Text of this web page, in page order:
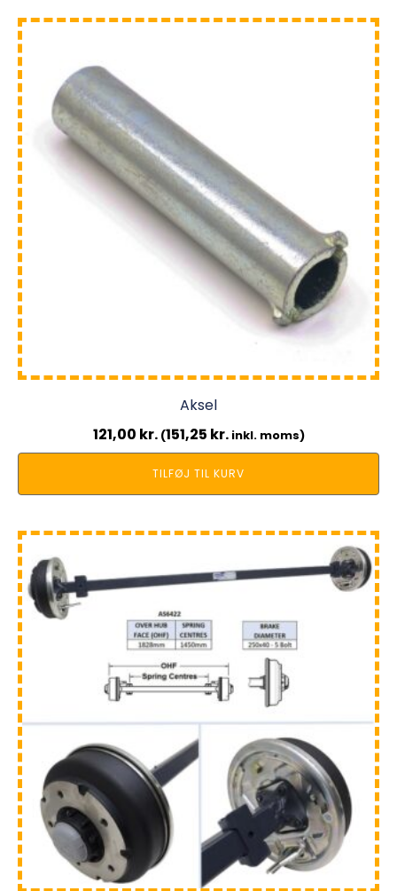
Aksel
121,00 kr. (151,25 kr.inkl. moms)
TILFØJ TIL KURV